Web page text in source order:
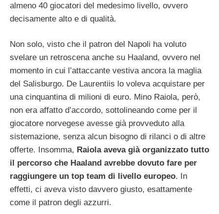
almeno 40 giocatori del medesimo livello, ovvero
decisamente alto e di qualità.
Non solo, visto che il patron del Napoli ha voluto
svelare un retroscena anche su Haaland, ovvero nel
momento in cui l’attaccante vestiva ancora la maglia
del Salisburgo. De Laurentiis lo voleva acquistare per
una cinquantina di milioni di euro. Mino Raiola, però,
non era affatto d’accordo, sottolineando come per il
giocatore norvegese avesse già provveduto alla
sistemazione, senza alcun bisogno di rilanci o di altre
offerte. Insomma, Raiola aveva già organizzato tutto
il percorso che Haaland avrebbe dovuto fare per
raggiungere un top team di livello europeo. In
effetti, ci aveva visto davvero giusto, esattamente
come il patron degli azzurri.